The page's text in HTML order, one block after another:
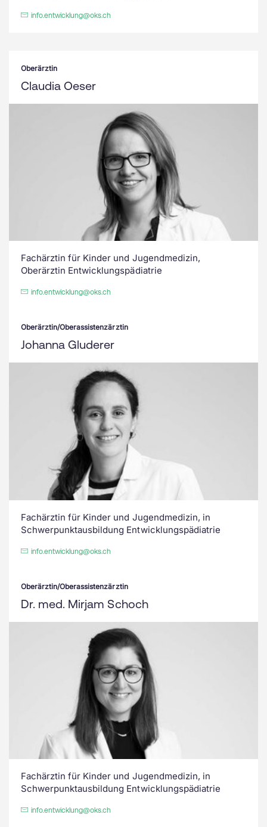
info.entwicklung@oks.ch
Oberärztin
Claudia Oeser
Fachärztin für Kinder und Jugendmedizin,
Oberärztin Entwicklungspädiatrie
info.entwicklung@oks.ch
Oberärztin/Oberassistenzärztin
Johanna Gluderer
Fachärztin für Kinder und Jugendmedizin, in
Schwerpunktausbildung Entwicklungspädiatrie
info.entwicklung@oks.ch
Oberärztin/Oberassistenzärztin
Dr. med. Mirjam Schoch
Fachärztin für Kinder und Jugendmedizin, in
Schwerpunktausbildung Entwicklungspädiatrie
info.entwicklung@oks.ch